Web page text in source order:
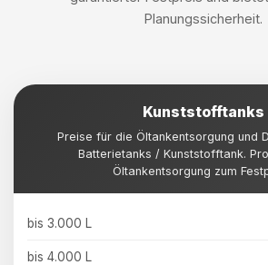
Planungssicherheit.
Kunststofftanks
Preise für die Öltankentsorgung und
Batterietanks / Kunststofftank.
Öltankentsorgung zum
bis 3.000 L
bis 4.000 L